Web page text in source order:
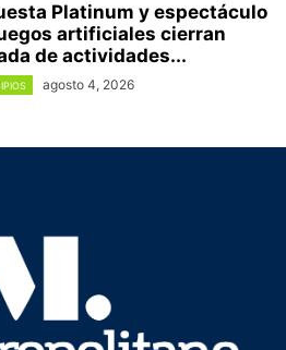
Platinum y espectáculo
artificiales cierran
de actividades...
agosto 4, 2026